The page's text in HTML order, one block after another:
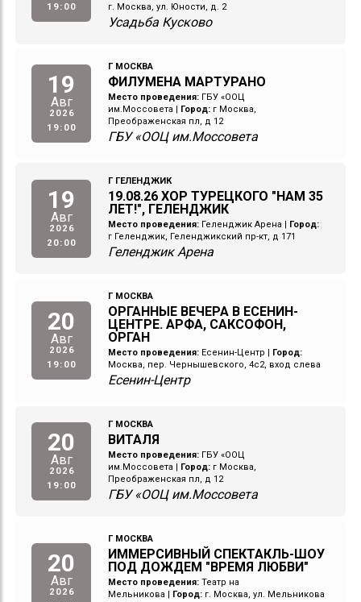
19:00
г. Москва, ул. Юности, д. 2
Усадьба Кусково
19
Авг
2026
19:00
Г МОСКВА
ФИЛУМЕНА МАРТУРАНО
Место проведения: ГБУ «ООЦ
им.Моссовета
Город: г Москва,
Преображенская пл, д 12
ГБУ «ООЦ им.Моссовета
19
Авг
2026
20:00
Г ГЕЛЕНДЖИК
19.08.26 ХОР ТУРЕЦКОГО "НАМ 35
ЛЕТ!", ГЕЛЕНДЖИК
Место проведения: Геленджик Арена
Город:
г Геленджик, Геленджикский пр-кт, д 171
Геленджик Арена
20
Авг
2026
19:00
Г МОСКВА
ОРГАННЫЕ ВЕЧЕРА В ЕСЕНИН-
ЦЕНТРЕ. АРФА, САКСОФОН,
ОРГАН
Место проведения: Есенин-Центр
Город:
Москва, пер. Чернышевского, 4с2, вход слева
Есенин-Центр
20
Авг
2026
19:00
Г МОСКВА
ВИТАЛЯ
Место проведения: ГБУ «ООЦ
им.Моссовета
Город: г Москва,
Преображенская пл, д 12
ГБУ «ООЦ им.Моссовета
20
Авг
2026
Г МОСКВА
ИММЕРСИВНЫЙ СПЕКТАКЛЬ-ШОУ
ПОД ДОЖДЕМ "ВРЕМЯ ЛЮБВИ"
Место проведения: Театр на
Мельникова
Город: г. Москва, ул. Мельникова